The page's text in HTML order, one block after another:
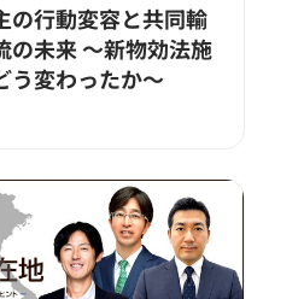
の行動変容と共同輸
の未来 ～新物効法施
う変わったか～